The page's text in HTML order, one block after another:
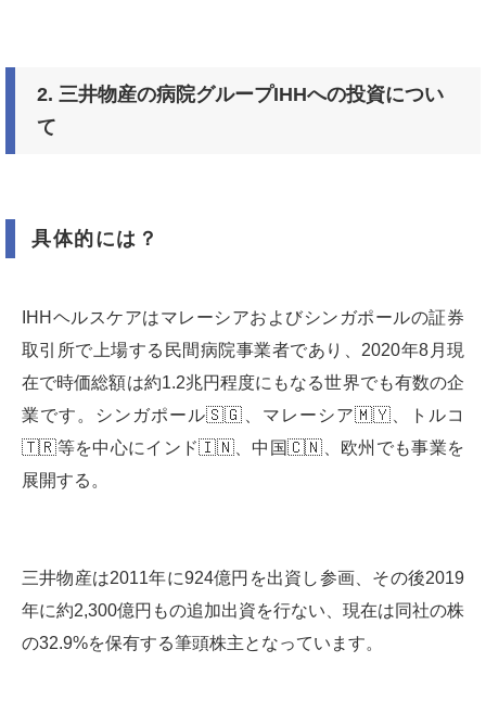
2. 三井物産の病院グループIHHへの投資につい
て
具体的には？
IHHヘルスケアはマレーシアおよびシンガポールの証券
取引所で上場する民間病院事業者であり、2020年8月現
在で時価総額は約1.2兆円程度にもなる世界でも有数の企
業です。シンガポール🇸🇬、マレーシア🇲🇾、トルコ
🇹🇷等を中心にインド🇮🇳、中国🇨🇳、欧州でも事業を
展開する。
三井物産は2011年に924億円を出資し参画、その後2019
年に約2,300億円もの追加出資を行ない、現在は同社の株
の32.9%を保有する筆頭株主となっています。